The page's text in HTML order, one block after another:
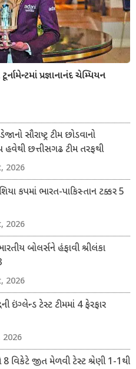
પ્રજ્ઞાનાનંદ ચેમ્પિયન
સૌરાષ્ટ્ર ટીમ છોડવાનો
હવેથી છત્તીસગઢ ટીમ તરફથી
2026
કપમાં ભારત-પાકિસ્તાન ટક્કર 5
2026
બોલર્સને હંફાવી શ્રીલંકા
2026
ઇંગ્લેન્ડ ટેસ્ટ ટીમમાં 4 ફેરફાર
2026
8 વિકેટે જીત મેળવી ટેસ્ટ શ્રેણી 1-1થી